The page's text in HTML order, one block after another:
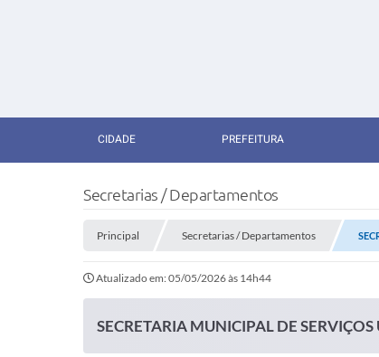
CIDADE PREFEITURA
Secretarias / Departamentos
Principal Secretarias / Departamentos
Atualizado em: 05/05/2026 às 14h44
SECRETARIA MUNICIPAL DE